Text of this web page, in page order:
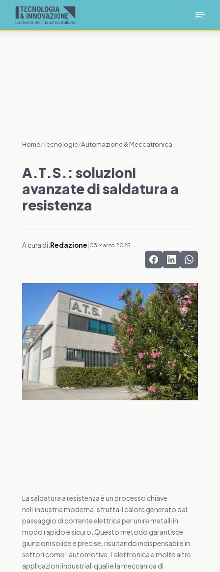

Home/Tecnologie/Automazione & Meccatronica
A.T.S.: soluzioni
avanzate di saldatura a
resistenza
A cura di:Redazione 03 Marzo 2025
La saldatura a resistenza è un processo chiave
nell’industria moderna, sfrutta il calore generato dal
passaggio di corrente elettrica per unire metalli in
modo rapido e sicuro. Questo metodo garantisce
giunzioni solide e precise, risultando indispensabile in
settori come l’automotive, l’elettronica e molte altre
applicazioni industriali quali e la meccanica di